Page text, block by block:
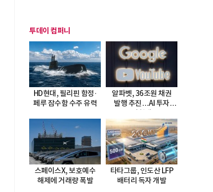
투데이 컴퍼니
HD현대, 필리핀 함정·
페루 잠수함 수주 유력
알파벳, 36조원 채권
발행 추진…AI 투자
스페이스X, 보호예수
해제에 거래량 폭발
타타그룹, 인도산 LFP
배터리 독자 개발